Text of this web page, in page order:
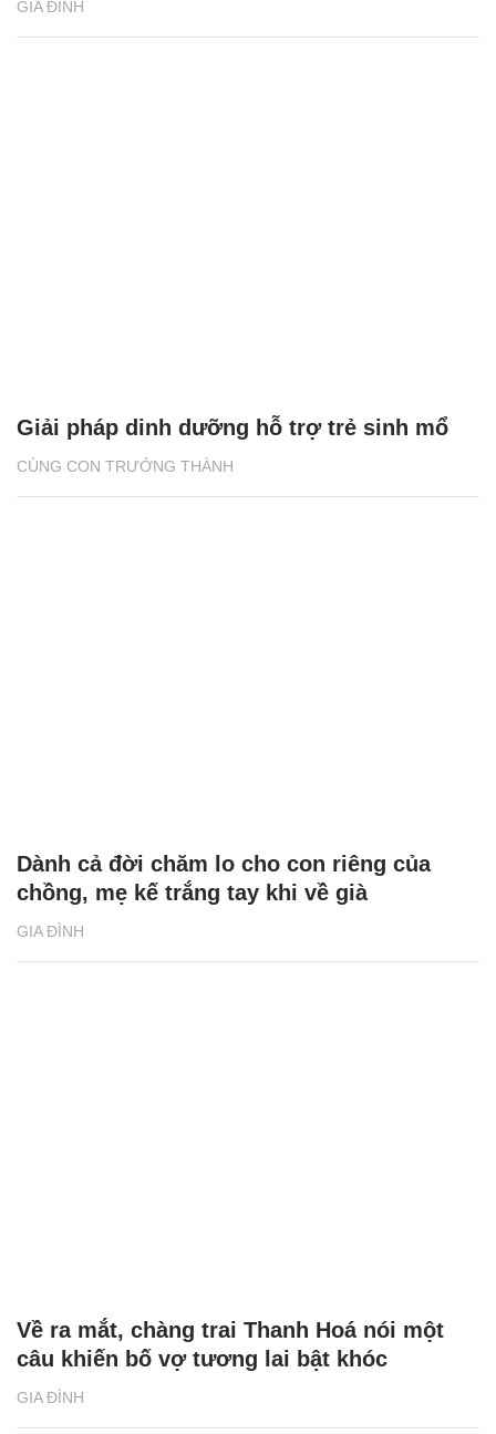
GIA ĐÌNH
CÙNG CON TRƯỞNG THÀNH
Giải pháp dinh dưỡng hỗ trợ trẻ sinh mổ
GIA ĐÌNH
Dành cả đời chăm lo cho con riêng của
chồng, mẹ kế trắng tay khi về già
GIA ĐÌNH
Về ra mắt, chàng trai Thanh Hoá nói một
câu khiến bố vợ tương lai bật khóc